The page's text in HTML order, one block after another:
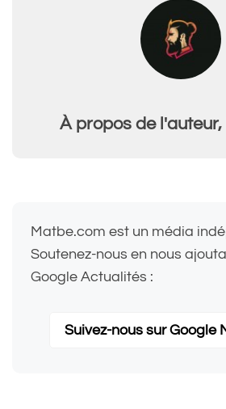
À propos de l'auteur,
Matbe.com est un média
Soutenez-nous en nous
Google Actualités :
Suivez-nous sur Google